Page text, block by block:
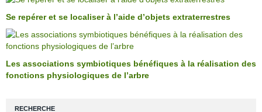
Se repérer et se localiser à l’aide d’objets extraterrestres
Les associations symbiotiques bénéfiques à la réalisation des
fonctions physiologiques de l’arbre
RECHERCHE